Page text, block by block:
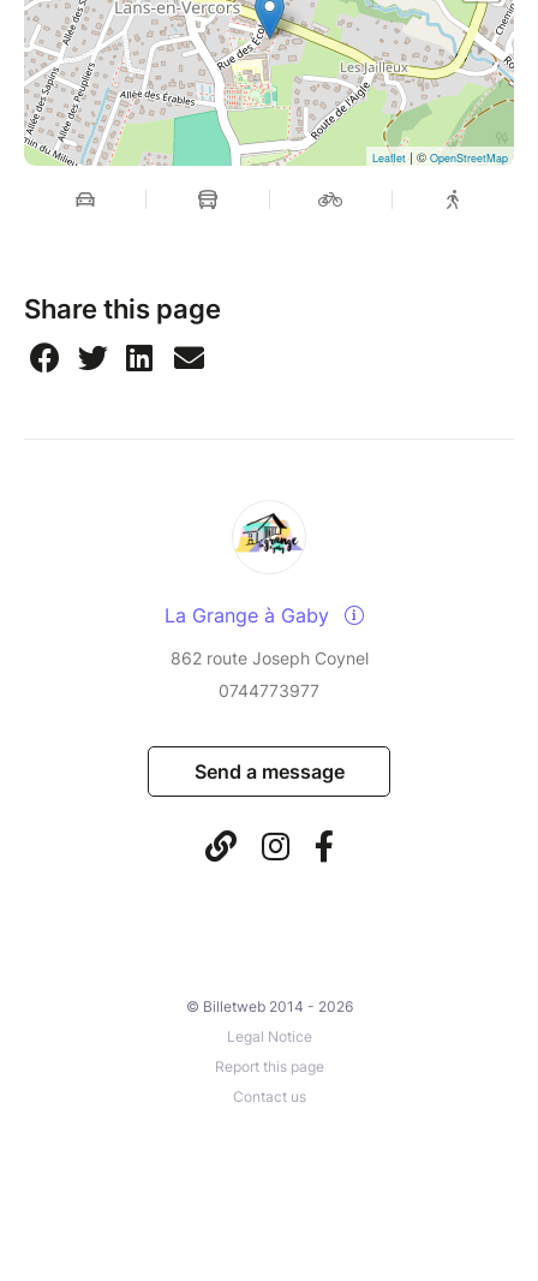
Leaflet| ©OpenStreetMap
Share this page
La Grange à Gaby
862 route Joseph Coynel
0744773977
Send a message
© Billetweb 2014 - 2026
Legal Notice
Report this page
Contact us